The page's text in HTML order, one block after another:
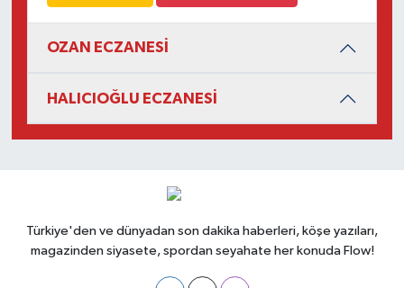
OZAN ECZANESİ
HALICIOĞLU ECZANESİ
Türkiye'den ve dünyadan son dakika haberleri, köşe yazıları,
magazinden siyasete, spordan seyahate her konuda Flow!